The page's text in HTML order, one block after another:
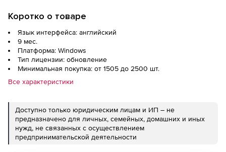
Коротко о товаре
Язык интерфейса: английский
9 мес.
Платформа: Windows
Тип лицензии: обновление
Минимальная покупка: от 1505 до 2500 шт.
Все характеристики
Доступно только юридическим лицам и ИП – не
предназначено для личных, семейных, домашних и иных
нужд, не связанных с осуществлением
предпринимательской деятельности